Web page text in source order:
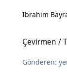
Ibrahim
Çevirmen /
Gönderen: